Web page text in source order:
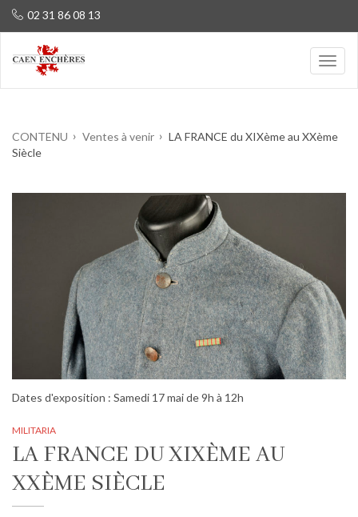
02 31 86 08 13
CONTENU Ventes à venir
LA FRANCE du XIXème au XXème
Siècle
Dates d'exposition : Samedi 17 mai de 9h à 12h
MILITARIA
LA FRANCE DU XIXÈME AU
XXÈME SIÈCLE